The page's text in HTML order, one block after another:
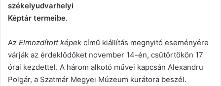
székelyudvarhelyi
Képtár termeibe.
Az Elmozdított képek című kiállítás megnyitó eseményére
várják az érdeklődőket november 14-én, csütörtökön 17
órai kezdettel. A három alkotó művei kapcsán Alexandru
Polgár, a Szatmár Megyei Múzeum kurátora beszél.